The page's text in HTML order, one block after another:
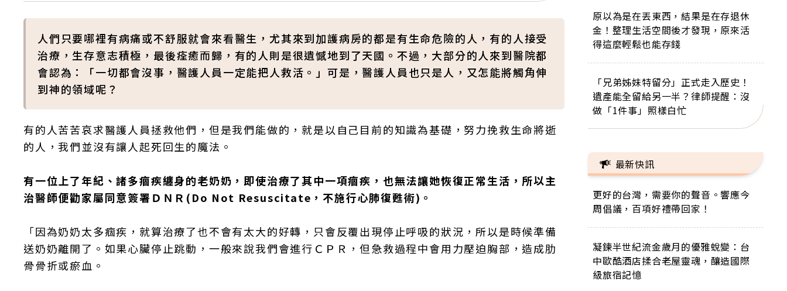
人們只要哪裡有病痛或不舒服就會來看醫生，尤其來到加護病房的都是有生命危險的人，有的人接受
治療，生存意志積極，最後痊癒而歸，有的人則是很遺憾地到了天國。不過，大部分的人來到醫院都
會認為：「一切都會沒事，醫護人員一定能把人救活。」可是，醫護人員也只是人，又怎能將觸角伸
到神的領域呢？
有的人苦苦哀求醫護人員拯救他們，但是我們能做的，就是以自己目前的知識為基礎，努力挽救生命將逝
的人，我們並沒有讓人起死回生的魔法。
有一位上了年紀、諸多痼疾纏身的老奶奶，即使治療了其中一項痼疾，也無法讓她恢復正常生活，所以主
治醫師便勸家屬同意簽署ＤＮＲ(Do Not Resuscitate，不施行心肺復甦術)。
「因為奶奶太多痼疾，就算治療了也不會有太大的好轉，只會反覆出現停止呼吸的狀況，所以是時候準備
送奶奶離開了。如果心臟停止跳動，一般來說我們會進行ＣＰＲ，但急救過程中會用力壓迫胸部，造成肋
骨骨折或瘀血。
原以為是在丟東西，結果是在存退休
金！整理生活空間後才發現，原來活
得這麼輕鬆也能存錢
「兄弟姊妹特留分」正式走入歷史！
遺產能全留給另一半？律師提醒：沒
做「1件事」照樣白忙
最新快訊
更好的台灣，需要你的聲音。響應今
周倡議，百項好禮帶回家！
凝鍊半世紀流金歲月的優雅蛻變：台
中歐酷酒店揉合老屋靈魂，釀造國際
級旅宿記憶